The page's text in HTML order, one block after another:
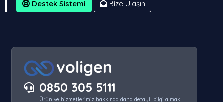
Destek Sistemi
Bize Ulaşın
0850 305 5111
Ürün ve hizmetlerimiz hakkında daha detaylı bilgi almak